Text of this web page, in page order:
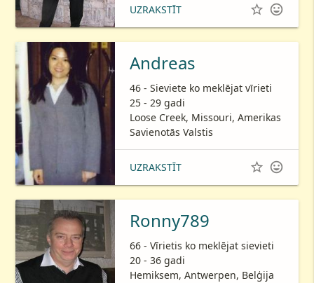
UZRAKSTĪT  
Andreas
46 - Sieviete ko meklējat vīrieti
25 - 29 gadi
Loose Creek, Missouri, Amerikas
Savienotās Valstis
UZRAKSTĪT  
Ronny789
66 - Vīrietis ko meklējat sievieti
20 - 36 gadi
Hemiksem, Antwerpen, Belģija